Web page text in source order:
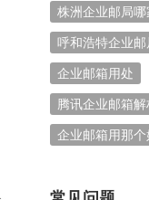
株洲企业邮局
呼和浩特企业邮
企业邮箱用处
腾讯企业邮箱
企业邮箱用那